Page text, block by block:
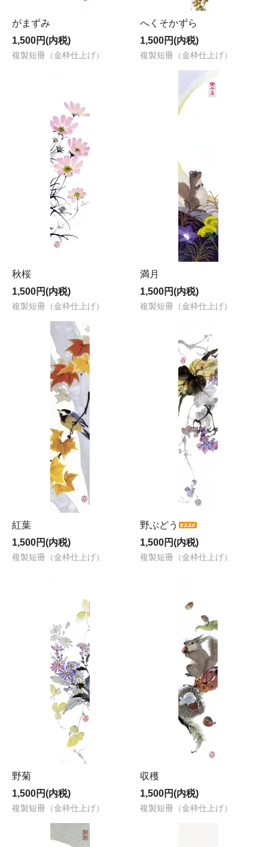
がまずみ
1,500円(内税)
複製短冊（金枠仕上げ）
へくそかずら
1,500円(内税)
複製短冊（金枠仕上げ）
秋桜
1,500円(内税)
複製短冊（金枠仕上げ）
満月
1,500円(内税)
複製短冊（金枠仕上げ）
紅葉
1,500円(内税)
複製短冊（金枠仕上げ）
野ぶどう
1,500円(内税)
複製短冊（金枠仕上げ）
野菊
1,500円(内税)
複製短冊（金枠仕上げ）
収穫
1,500円(内税)
複製短冊（金枠仕上げ）